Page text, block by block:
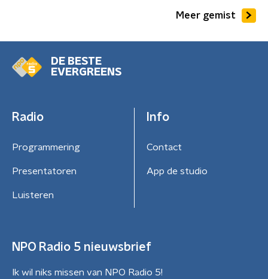
Meer gemist
DE BESTE
EVERGREENS
Radio
Programmering
Presentatoren
Luisteren
Info
Contact
App de studio
NPO Radio 5 nieuwsbrief
Ik wil niks missen van NPO Radio 5!